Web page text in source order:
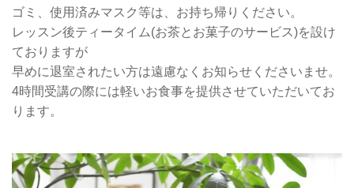
ゴミ、使用済みマスク等は、お持ち帰りください。
レッスン後ティータイム(お茶とお菓子のサービス)を設け
ておりますが
早めに退室されたい方は遠慮なくお知らせくださいませ。
4時間受講の際には軽いお食事を提供させていただいてお
ります。